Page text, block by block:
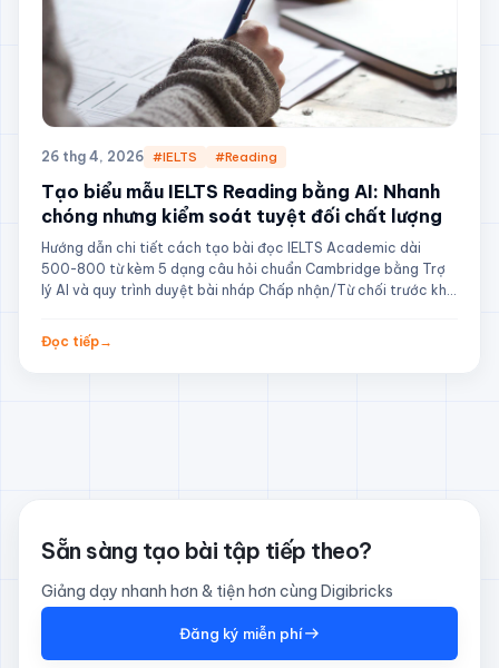
26 thg 4, 2026 #IELTS #Reading
Tạo biểu mẫu IELTS Reading bằng AI: Nhanh
chóng nhưng kiểm soát tuyệt đối chất lượng
Hướng dẫn chi tiết cách tạo bài đọc IELTS Academic dài
500-800 từ kèm 5 dạng câu hỏi chuẩn Cambridge bằng Trợ
lý AI và quy trình duyệt bài nháp Chấp nhận/Từ chối trước khi
Đọc tiếp→
Sẵn sàng tạo bài tập tiếp theo?
Giảng dạy nhanh hơn & tiện hơn cùng Digibricks
Đăng ký miễn phí